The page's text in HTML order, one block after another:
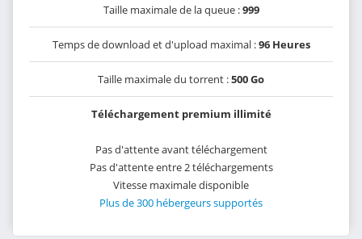
Taille maximale de la queue :999
Temps de download et d'upload maximal :96 Heures
Taille maximale du torrent :500 Go
Téléchargement premium illimité
Pas d'attente avant téléchargement
Pas d'attente entre 2 téléchargements
Vitesse maximale disponible
Plus de 300 hébergeurs supportés